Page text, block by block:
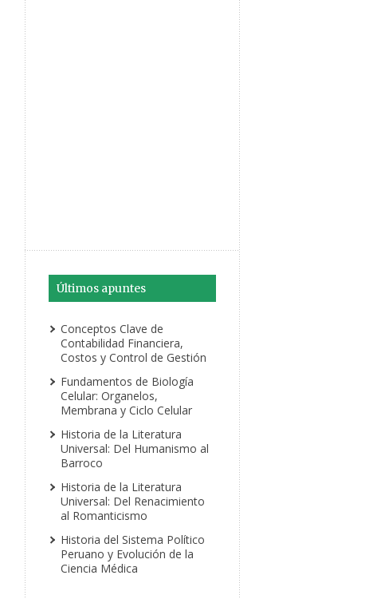
Últimos apuntes
Conceptos Clave de
Contabilidad Financiera,
Costos y Control de Gestión
Fundamentos de Biología
Celular: Organelos,
Membrana y Ciclo Celular
Historia de la Literatura
Universal: Del Humanismo al
Barroco
Historia de la Literatura
Universal: Del Renacimiento
al Romanticismo
Historia del Sistema Político
Peruano y Evolución de la
Ciencia Médica